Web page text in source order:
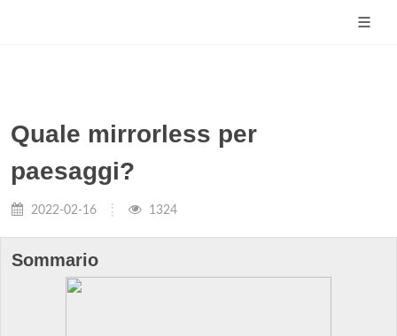
Quale mirrorless per
paesaggi?
2022-02-16 1324
Sommario